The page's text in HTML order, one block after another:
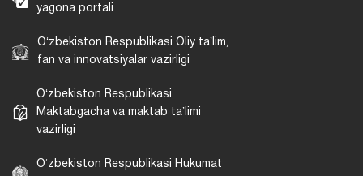
yagona portali
Oʻzbekiston Respublikasi Oliy taʼlim,
fan va innovatsiyalar vazirligi
Oʻzbekiston Respublikasi
Maktabgacha va maktab taʼlimi
vazirligi
Oʻzbekiston Respublikasi Hukumat